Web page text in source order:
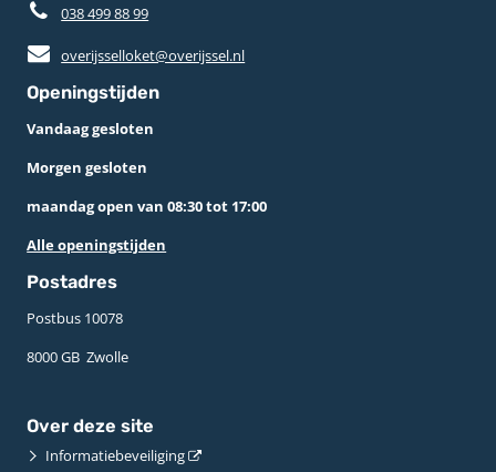
038 499 88 99
overijsselloket@overijssel.nl
Openingstijden
Vandaag gesloten
Morgen gesloten
maandag open van 08:30 tot 17:00
Alle openingstijden
Postadres
Postbus 10078 ­
8000 GB ­ Zwolle
Over deze site
Informatiebeveiliging